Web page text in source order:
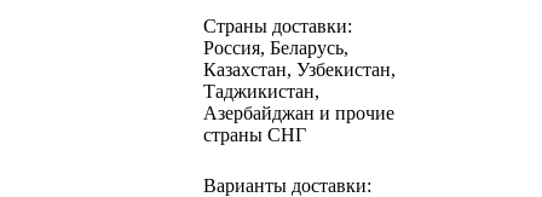
Страны доставки:
Россия, Беларусь,
Казахстан, Узбекистан,
Таджикистан,
Азербайджан и прочие
страны СНГ
Варианты доставки: